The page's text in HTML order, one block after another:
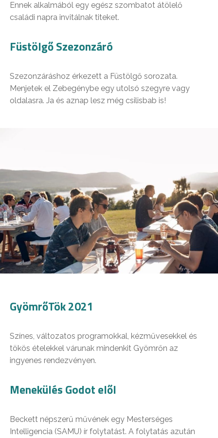
Ennek alkalmából egy egész szombatot átölelő
családi napra invitálnak titeket.
Füstölgő Szezonzáró
Szezonzáráshoz érkezett a Füstölgő sorozata.
Menjetek el Zebegénybe egy utolsó szegyre vagy
oldalasra. Ja és aznap lesz még csilisbab is!
GyömrőTök 2021
Színes, változatos programokkal, kézművesekkel és
tökös ételekkel várunak mindenkit Gyömrőn az
ingyenes rendezvényen.
Menekülés Godot elől
Beckett népszerű művének egy Mesterséges
Intelligencia (SAMU) ír folytatást. A folytatás azután